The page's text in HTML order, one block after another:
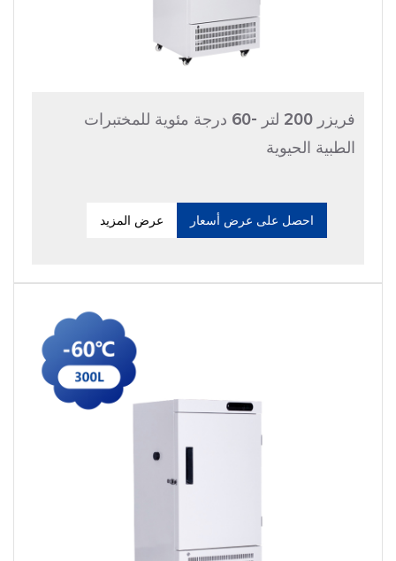
فريزر 200 لتر -60 درجة مئوية للمختبرات
الطبية الحيوية
احصل على عرض أسعار عرض المزيد